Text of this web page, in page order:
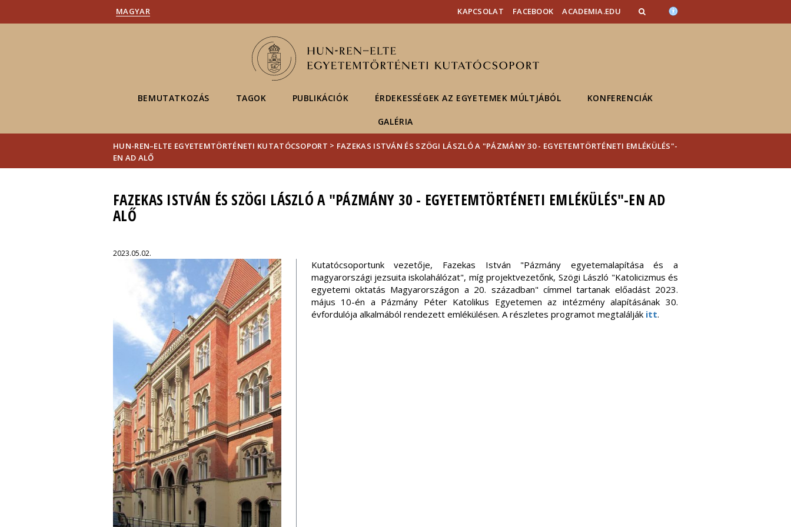
MAGYAR KAPCSOLAT FACEBOOK ACADEMIA.EDU
BEMUTATKOZÁS TAGOK PUBLIKÁCIÓK ÉRDEKESSÉGEK AZ EGYETEMEK MÚLTJÁBÓL KONFERENCIÁK
GALÉRIA
HUN-REN–ELTE EGYETEMTÖRTÉNETI KUTATÓCSOPORT > FAZEKAS ISTVÁN ÉS SZÖGI LÁSZLÓ A "PÁZMÁNY 30 - EGYETEMTÖRTÉNETI EMLÉKÜLÉS"-
EN AD ALŐ
FAZEKAS ISTVÁN ÉS SZÖGI LÁSZLÓ A "PÁZMÁNY 30 - EGYETEMTÖRTÉNETI EMLÉKÜLÉS"-EN AD
ALŐ
2023.05.02.
Kutatócsoportunk vezetője, Fazekas István "Pázmány egyetemalapítása és a
magyarországi jezsuita iskolahálózat", míg projektvezetőnk, Szögi László "Katolicizmus és
egyetemi oktatás Magyarországon a 20. században" címmel tartanak előadást 2023.
május 10-én a Pázmány Péter Katolikus Egyetemen az intézmény alapításának 30.
évfordulója alkalmából rendezett emlékülésen. A részletes programot megtalálják itt.